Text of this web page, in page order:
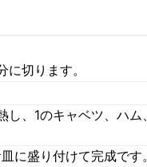
切ります。
、1のキャベツ、ハ
に盛り付けて完成で